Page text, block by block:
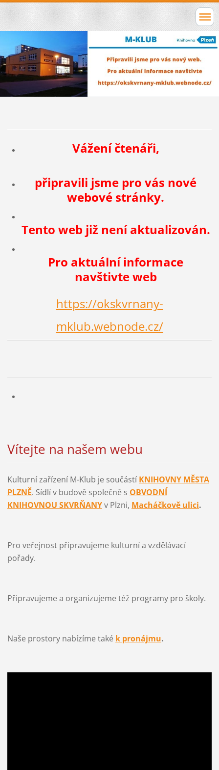
Vážení čtenáři,
připravili jsme pro vás nové
webové stránky.
Tento web již není aktualizován.
Pro aktuální informace
navštivte web
https://okskvrnany-
mklub.webnode.cz/
Vítejte na našem webu
Kulturní zařízení M-Klub je součástí KNIHOVNY MĚSTA
PLZNĚ. Sídlí v budově společně s OBVODNÍ
KNIHOVNOU SKVRŇANYv Plzni, Macháčkově ulici.
Pro veřejnost připravujeme kulturní a vzdělávací
pořady.
Připravujeme a organizujeme též programy pro školy.
Naše prostory nabízíme také k pronájmu.